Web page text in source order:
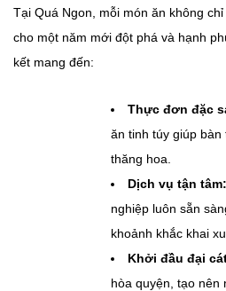
Tại Quá Ngon, mỗi món ăn không
cho một năm mới đột phá và hạnh
kết mang đến:
Thực đơn đặc
ăn tinh túy giúp
thăng hoa.
Dịch vụ tận tâm:
nghiệp luôn sẵn
khoảnh khắc khai
Khởi đầu đại
hòa quyện, tạo